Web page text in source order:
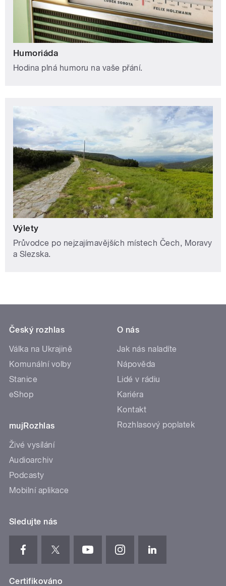
Humoriáda
Hodina plná humoru na vaše přání.
Výlety
Průvodce po nejzajímavějších místech Čech, Moravy
a Slezska.
Český rozhlas
Válka na Ukrajině
Komunální volby
Stanice
eShop
mujRozhlas
Živé vysílání
Audioarchiv
Podcasty
Mobilní aplikace
O nás
Jak nás naladíte
Nápověda
Lidé v rádiu
Kariéra
Kontakt
Rozhlasový poplatek
Sledujte nás
Certifikováno